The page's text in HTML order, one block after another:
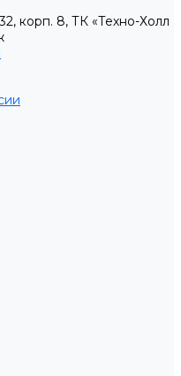
корп. 8, ТК «Техно-Холл